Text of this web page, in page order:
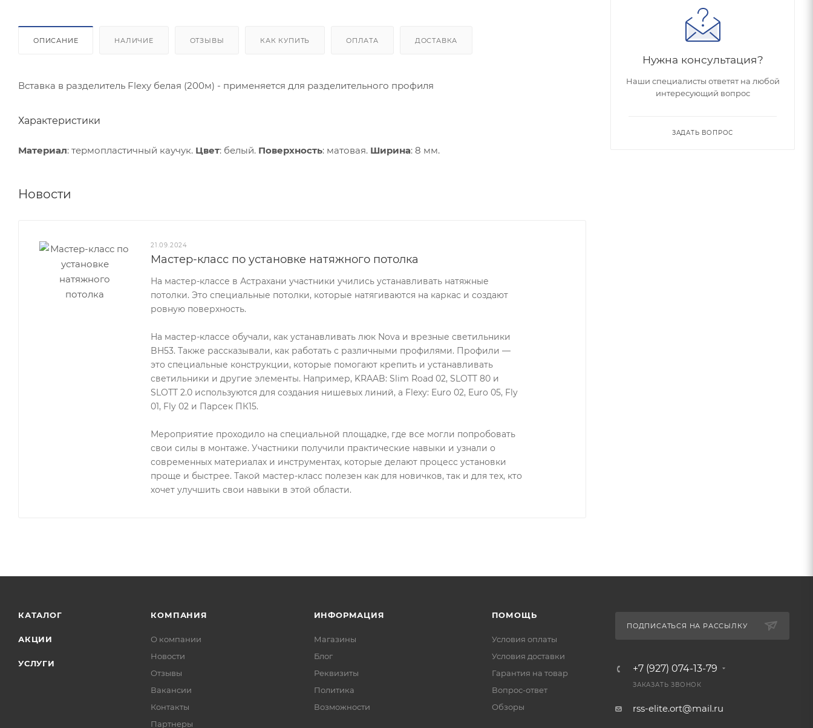
ОПИСАНИЕ НАЛИЧИЕ ОТЗЫВЫ КАК КУПИТЬ ОПЛАТА ДОСТАВКА
Вставка в разделитель Flexy белая (200м) - применяется для разделительного профиля
Характеристики
Материал: термопластичный каучук. Цвет: белый. Поверхность: матовая. Ширина: 8 мм.
Новости
21.09.2024
Мастер-класс по установке натяжного потолка
На мастер-классе в Астрахани участники учились устанавливать натяжные
потолки. Это специальные потолки, которые натягиваются на каркас и создают
ровную поверхность.
На мастер-классе обучали, как устанавливать люк Nova и врезные светильники
BH53. Также рассказывали, как работать с различными профилями. Профили —
это специальные конструкции, которые помогают крепить и устанавливать
светильники и другие элементы. Например, KRAAB: Slim Road 02, SLOTT 80 и
SLOTT 2.0 используются для создания нишевых линий, а Flexy: Euro 02, Euro 05, Fly
01, Fly 02 и Парсек ПК15.
Мероприятие проходило на специальной площадке, где все могли попробовать
свои силы в монтаже. Участники получили практические навыки и узнали о
современных материалах и инструментах, которые делают процесс установки
проще и быстрее. Такой мастер-класс полезен как для новичков, так и для тех, кто
хочет улучшить свои навыки в этой области.
Нужна консультация?
Наши специалисты ответят на любой
интересующий вопрос
ЗАДАТЬ ВОПРОС
КАТАЛОГ
АКЦИИ
УСЛУГИ
КОМПАНИЯ
О компании
Новости
Отзывы
Вакансии
Контакты
Партнеры
ИНФОРМАЦИЯ
Магазины
Блог
Реквизиты
Политика
Возможности
ПОМОЩЬ
Условия оплаты
Условия доставки
Гарантия на товар
Вопрос-ответ
Обзоры
ПОДПИСАТЬСЯ НА РАССЫЛКУ
+7 (927) 074-13-79
ЗАКАЗАТЬ ЗВОНОК
rss-elite.ort@mail.ru